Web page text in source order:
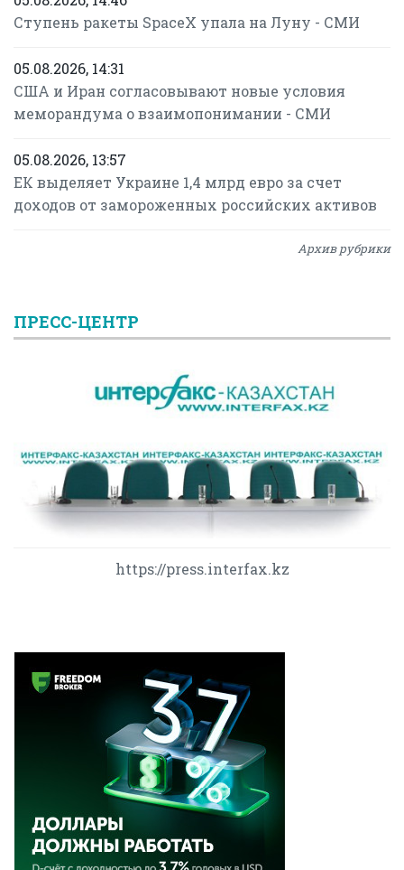
Ступень ракеты SpaceX упала на Луну - СМИ
05.08.2026, 14:31
США и Иран согласовывают новые условия
меморандума о взаимопонимании - СМИ
05.08.2026, 13:57
ЕК выделяет Украине 1,4 млрд евро за счет
доходов от замороженных российских активов
Архив рубрики
ПРЕСС-ЦЕНТР
https://press.interfax.kz